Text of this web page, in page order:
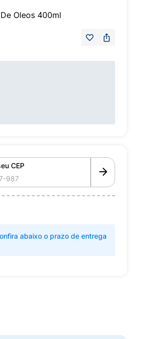
Oleos 400ml
CEP
abaixo o prazo de entrega